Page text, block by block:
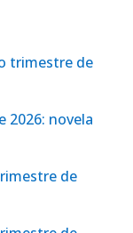
trimestre de
2026: novela
de